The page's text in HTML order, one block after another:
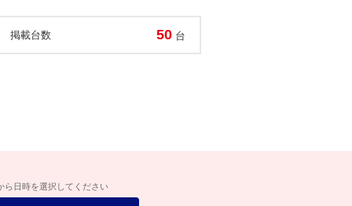
掲載台数 50 台
ら日時を選択してください